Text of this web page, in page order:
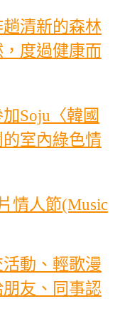
清新的森林
度過健康而
Soju〈韓國
室內綠色情
情人節(Music
動、輕歌漫
友、同事認